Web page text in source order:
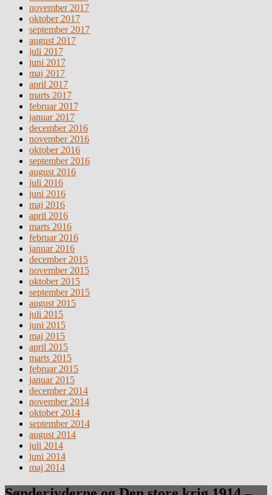
november 2017
oktober 2017
september 2017
august 2017
juli 2017
juni 2017
maj 2017
april 2017
marts 2017
februar 2017
januar 2017
december 2016
november 2016
oktober 2016
september 2016
august 2016
juli 2016
juni 2016
maj 2016
april 2016
marts 2016
februar 2016
januar 2016
december 2015
november 2015
oktober 2015
september 2015
august 2015
juli 2015
juni 2015
maj 2015
april 2015
marts 2015
februar 2015
januar 2015
december 2014
november 2014
oktober 2014
september 2014
august 2014
juli 2014
juni 2014
maj 2014